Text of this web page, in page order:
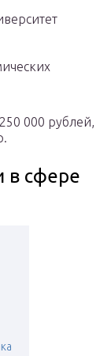
000 рублей,
в сфере